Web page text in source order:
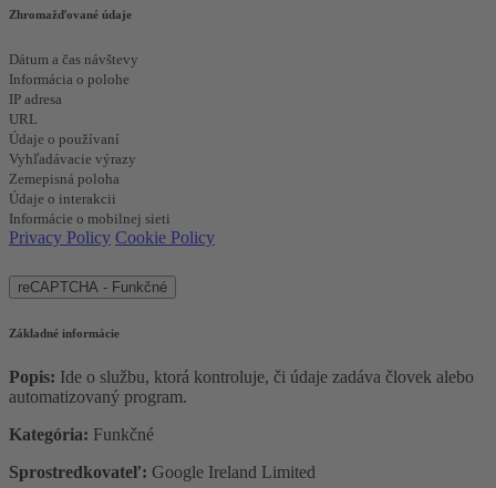
Zhromažďované údaje
Dátum a čas návštevy
Informácia o polohe
IP adresa
URL
Údaje o používaní
Vyhľadávacie výrazy
Zemepisná poloha
Údaje o interakcii
Informácie o mobilnej sieti
Privacy Policy Cookie Policy
reCAPTCHA - Funkčné
Základné informácie
Popis: Ide o službu, ktorá kontroluje, či údaje zadáva človek alebo
automatizovaný program.
Kategória: Funkčné
Sprostredkovateľ: Google ​Ireland​ Limited